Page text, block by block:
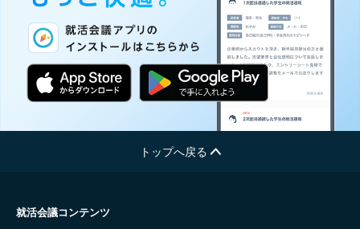
トップへ戻る
就活会議コンテンツ